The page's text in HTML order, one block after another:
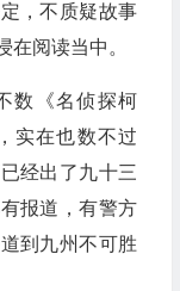
，不质疑故事
阅读当中。
数《名侦探柯
实在也数不过
经出了九十三
报道，有警方
到九州不可胜